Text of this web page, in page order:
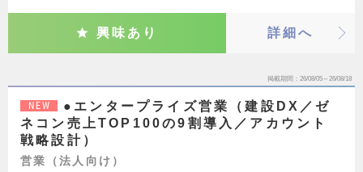
興味あり 詳細へ
掲載期間 26/08/05～26/08/18
NEW
●エンタープライズ営業（建設DX／ゼ
ネコン売上TOP100の9割導入／アカウント
戦略設計）
営業（法人向け）